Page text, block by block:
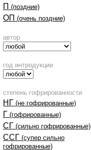
П (поздние)
ОП (очень поздние)
автор
год интродукции
степень гофрированности
НГ (не гофрированные)
Г (гофрированные)
СГ (сильно гофрированные)
ССГ (супер сильно
гофрированные)